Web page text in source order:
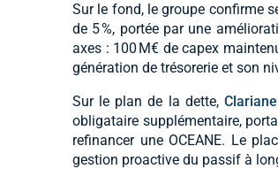
Sur le fond, le groupe confirme
de 5 %, portée par une
axes : 100 M€ de capex
génération de trésorerie et son
Sur le plan de la dette,
obligataire supplémentaire,
refinancer une OCEANE. Le
gestion proactive du passif à